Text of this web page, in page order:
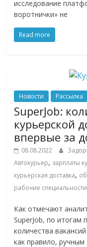
Commerce,
ритейле,
логистике,
технологиях,
соцсетях.
Нам
важно,
как
знать
как
Сеть
меняет
исследование
воротнички» не
Read more
Новости Рассылка
SuperJob:
курьерской
впервые за
08.08.2022
Автокурьер, зарплаты
курьерская доставка,
рабочие специальности
Как отмечают
SuperJob, по итогам
количества
как правило, ручным